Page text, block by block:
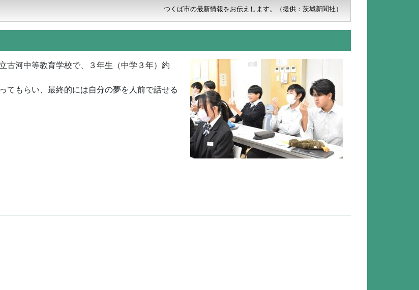
つくば市の最新情報をお伝えします。 （提供：茨城新聞社）
河中等教育学校で、３年生（中学３年）約
てもらい、最終的には自分の夢を人前で話せる